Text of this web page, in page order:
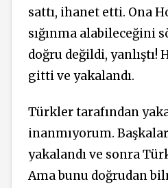
sattı, ihanet etti. Ona
sığınma alabileceğini
doğru değildi, yanlıştı!
gitti ve yakalandı.
Türkler tarafından
inanmıyorum.
yakalandı ve sonra
Ama bunu doğrudan